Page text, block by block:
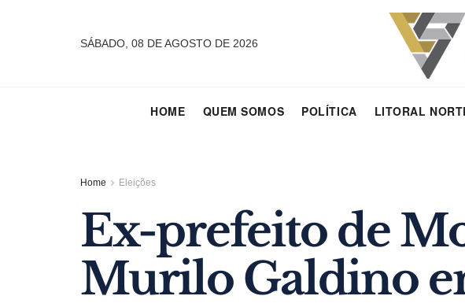
SÁBADO, 08 DE AGOSTO DE 2026
HOME QUEM SOMOS POLÍTICA LITORAL
Home Eleições
Ex-prefeito de
Murilo Galdino